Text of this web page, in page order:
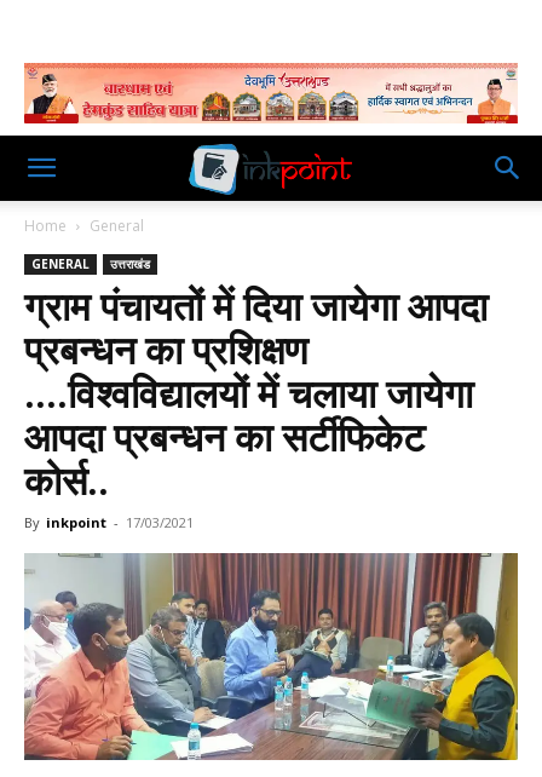
Home General
GENERAL उत्तराखंड
ग्राम पंचायतों में दिया जायेगा आपदा
प्रबन्धन का प्रशिक्षण
….विश्वविद्यालयों में चलाया जायेगा
आपदा प्रबन्धन का सर्टीफिकेट
कोर्स..
By inkpoint - 17/03/2021